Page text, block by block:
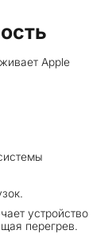
Apple
устройство
перегрев.